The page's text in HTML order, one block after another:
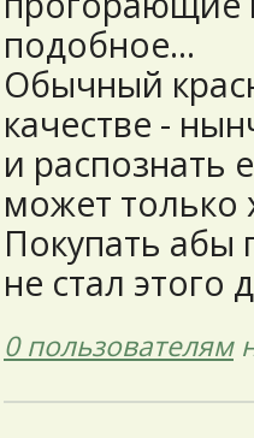
подобное...
Обычный
качестве -
и распознать
может только
Покупать абы
не стал этого
0 пользователям